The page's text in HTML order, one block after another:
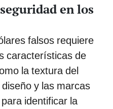
en los
falsos requiere
características de
la textura del
y las marcas
identificar la